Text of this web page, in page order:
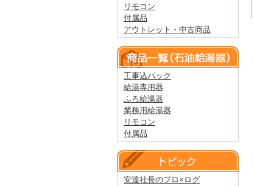
リモコン
付属品
アウトレット・中古商品
工事込パック
給湯専用器
ふろ給湯器
業務用給湯器
リモコン
付属品
安達社長のプロ×ログ